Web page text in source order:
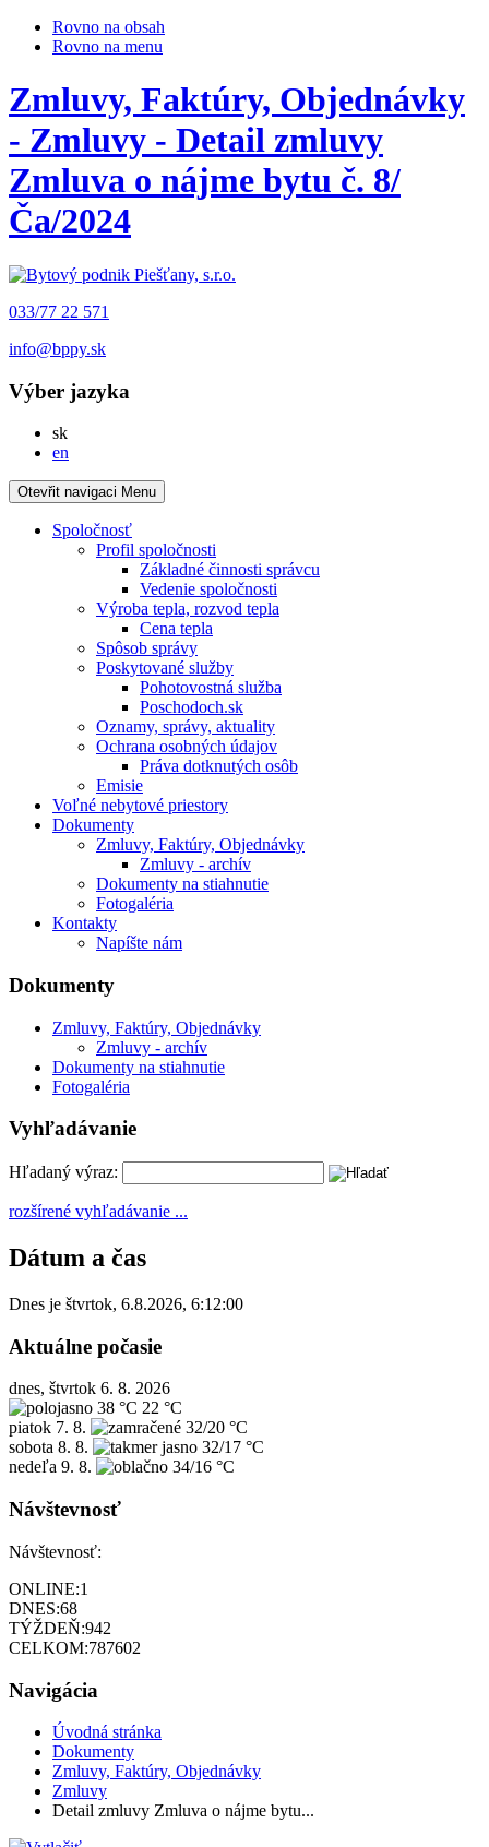
Rovno na obsah
Rovno na menu
Zmluvy, Faktúry, Objednávky
- Zmluvy - Detail zmluvy
Zmluva o nájme bytu č. 8/
Ča/2024
033/77 22 571
info@bppy.sk
Výber jazyka
skSlovensky
en
Otevřit navigaci Menu
Spoločnosť
Profil spoločnosti
Základné činnosti správcu
Vedenie spoločnosti
Výroba tepla, rozvod tepla
Cena tepla
Spôsob správy
Poskytované služby
Pohotovostná služba
Poschodoch.sk
Oznamy, správy, aktuality
Ochrana osobných údajov
Práva dotknutých osôb
Emisie
Voľné nebytové priestory
Dokumenty
Zmluvy, Faktúry, Objednávky
Zmluvy - archív
Dokumenty na stiahnutie
Fotogaléria
Kontakty
Napíšte nám
Dokumenty
Zmluvy, Faktúry, Objednávky
Zmluvy - archív
Dokumenty na stiahnutie
Fotogaléria
Vyhľadávanie
Hľadaný výraz:
rozšírené vyhľadávanie ...
Dátum a čas
Dnes je štvrtok, 6.8.2026, 6:12:00
Aktuálne počasie
dnes, štvrtok 6. 8. 2026
38 °C 22 °C
piatok 7. 8.
32/20 °C
sobota 8. 8.
32/17 °C
nedeľa 9. 8. 34/16 °C
Návštevnosť
Návštevnosť:
ONLINE:1
DNES:68
TÝŽDEŇ:942
CELKOM:787602
Navigácia
Úvodná stránka
Dokumenty
Zmluvy, Faktúry, Objednávky
Zmluvy
Detail zmluvy Zmluva o nájme bytu...